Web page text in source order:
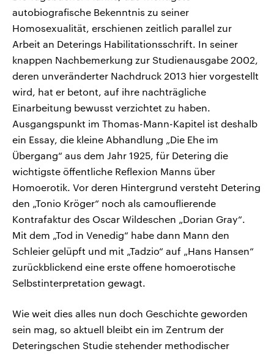
autobiografische Bekenntnis zu seiner
Homosexualität, erschienen zeitlich parallel zur
Arbeit an Deterings Habilitationsschrift. In seiner
knappen Nachbemerkung zur Studienausgabe 2002,
deren unveränderter Nachdruck 2013 hier vorgestellt
wird, hat er betont, auf ihre nachträgliche
Einarbeitung bewusst verzichtet zu haben.
Ausgangspunkt im Thomas-Mann-Kapitel ist deshalb
ein Essay, die kleine Abhandlung „Die Ehe im
Übergang“ aus dem Jahr 1925, für Detering die
wichtigste öffentliche Reflexion Manns über
Homoerotik. Vor deren Hintergrund versteht Detering
den „Tonio Kröger“ noch als camouflierende
Kontrafaktur des Oscar Wildeschen „Dorian Gray“.
Mit dem „Tod in Venedig“ habe dann Mann den
Schleier gelüpft und mit „Tadzio“ auf „Hans Hansen“
zurückblickend eine erste offene homoerotische
Selbstinterpretation gewagt.
Wie weit dies alles nun doch Geschichte geworden
sein mag, so aktuell bleibt ein im Zentrum der
Deteringschen Studie stehender methodischer